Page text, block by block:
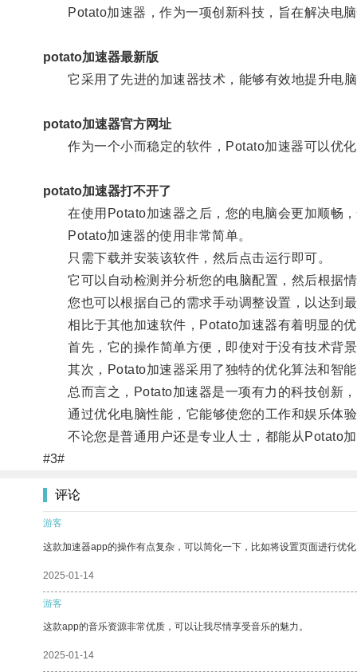
Potato加速器，作为一项创新科技，旨在解决电脑
potato加速器最新版
它采用了先进的加速器技术，能够有效地提升电脑
potato加速器官方网址
作为一个小而稳定的软件，Potato加速器可以优化
potato加速器打不开了
在使用Potato加速器之后，您的电脑会更加顺畅，
Potato加速器的使用非常简单。
只需下载并安装该软件，然后点击运行即可。
它可以自动检测并分析您的电脑配置，然后根据情
您也可以根据自己的需求手动调整设置，以达到最
相比于其他加速软件，Potato加速器有着明显的
首先，它的操作简单方便，即使对于没有技术背景
其次，Potato加速器采用了独特的优化算法和智能
总而言之，Potato加速器是一项有力的科技创新，
通过优化电脑性能，它能够使您的工作和娱乐体验
不论您是普通用户还是专业人士，都能从Potato加
#3#
评论
游客
这款加速器app的操作有点复杂，可以简化一下，比如将设置页面进行优
2025-01-14
游客
这款app的音乐资源非常优质，可以让我尽情享受音乐的魅力。
2025-01-14